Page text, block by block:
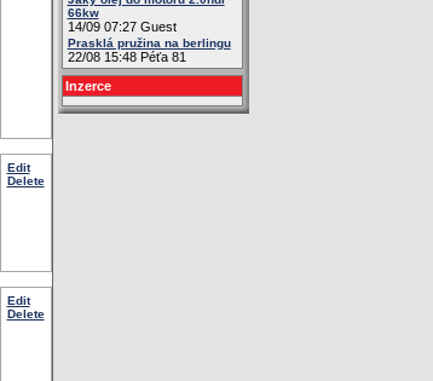
Edit
Delete
Edit
Delete
66kw
14/09 07:27 Guest
Prasklá pružina na berlingu
22/08 15:48 Péťa 81
Inzerce